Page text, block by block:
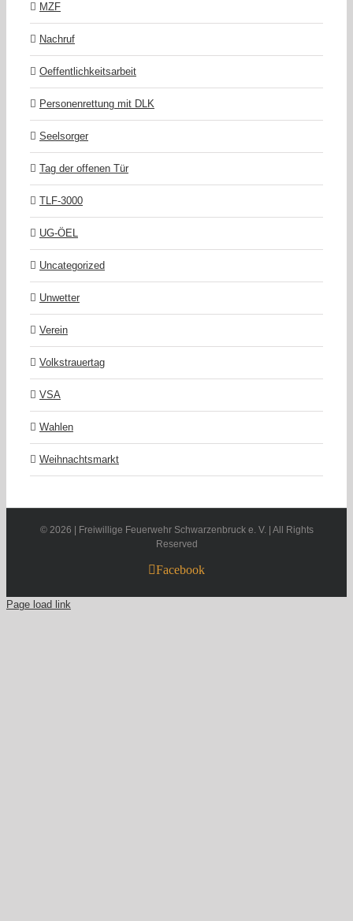
MZF
Nachruf
Oeffentlichkeitsarbeit
Personenrettung mit DLK
Seelsorger
Tag der offenen Tür
TLF-3000
UG-ÖEL
Uncategorized
Unwetter
Verein
Volkstrauertag
VSA
Wahlen
Weihnachtsmarkt
© 2026 | Freiwillige Feuerwehr Schwarzenbruck e. V. | All Rights
Reserved
Facebook
Page load link